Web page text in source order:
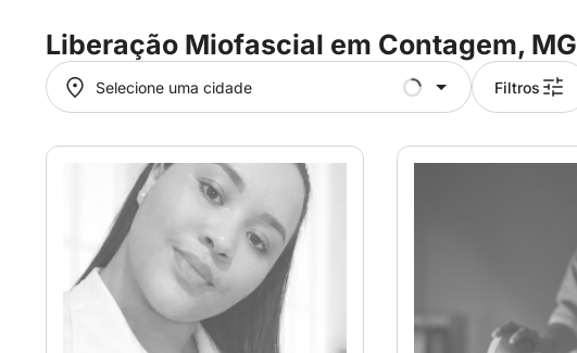
Liberação Miofascial em Contagem, MG
Selecione uma cidade
Selecione uma cidade Filtros